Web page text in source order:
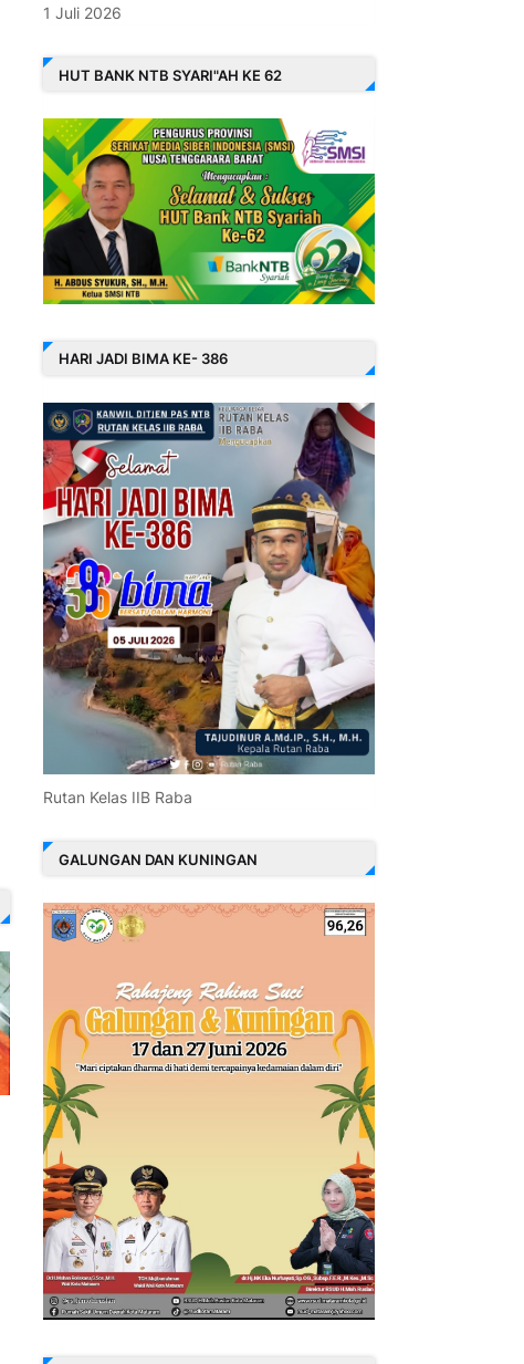
1 Juli 2026
HUT BANK NTB SYARI"AH KE 62
HARI JADI BIMA KE- 386
Rutan Kelas IIB Raba
GALUNGAN DAN KUNINGAN